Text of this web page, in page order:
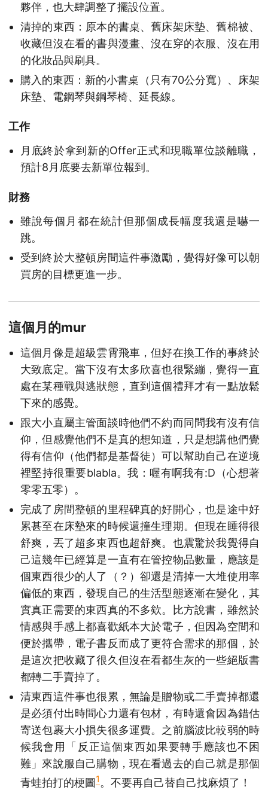
夥伴，也大肆調整了擺設位置。
清掉的東西：原本的書桌、舊床架床墊、舊棉被、
收藏但沒在看的書與漫畫、沒在穿的衣服、沒在用
的化妝品與刷具。
購入的東西：新的小書桌（只有70公分寬）、床架
床墊、電鋼琴與鋼琴椅、延長線。
工作
月底終於拿到新的Offer正式和現職單位談離職，
預計8月底要去新單位報到。
財務
雖說每個月都在統計但那個成長幅度我還是嚇一
跳。
受到終於大整頓房間這件事激勵，覺得好像可以朝
買房的目標更進一步。
這個月的mur
這個月像是超級雲霄飛車，但好在換工作的事終於
大致底定。當下沒有太多欣喜也很緊繃，覺得一直
處在某種戰與逃狀態，直到這個禮拜才有一點放鬆
下來的感覺。
跟大小直屬主管面談時他們不約而同問我有沒有信
仰，但感覺他們不是真的想知道，只是想講他們覺
得有信仰（他們都是基督徒）可以幫助自己在逆境
裡堅持很重要blabla。我：喔有啊我有:D（心想著
零零五零）。
完成了房間整頓的里程碑真的好開心，也是途中好
累甚至在床墊來的時候還撞生理期。但現在睡得很
舒爽，丟了超多東西也超舒爽。也震驚於我覺得自
己這幾年已經算是一直有在管控物品數量，應該是
個東西很少的人了（？）卻還是清掉一大堆使用率
偏低的東西，發現自己的生活型態逐漸在變化，其
實真正需要的東西真的不多欸。比方說書，雖然於
情感與手感上都喜歡紙本大於電子，但因為空間和
便於攜帶，電子書反而成了更符合需求的那個，於
是這次把收藏了很久但沒在看都生灰的一些絕版書
都轉二手賣掉了。
清東西這件事也很累，無論是贈物或二手賣掉都還
是必須付出時間心力還有包材，有時還會因為錯估
寄送包裹大小損失很多運費。之前腦波比較弱的時
候我會用「反正這個東西如果要轉手應該也不困
難」來說服自己購物，現在看過去的自己就是那個
青蛙拍打的梗圖1 。不要再自己替自己找麻煩了！